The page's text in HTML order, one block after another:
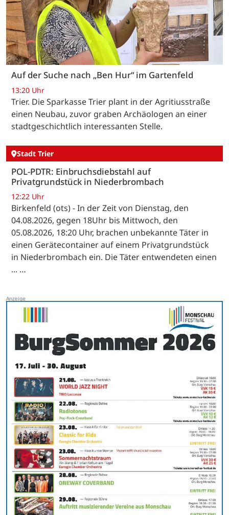
Auf der Suche nach „Ben Hur“ im Gartenfeld
13:20 Uhr
Trier. Die Sparkasse Trier plant in der Agritiusstraße
einen Neubau, zuvor graben Archäologen an einer
stadtgeschichtlich interessanten Stelle.
Stadt Trier
POL-PDTR: Einbruchsdiebstahl auf
Privatgrundstück in Niederbrombach
12:22 Uhr
Birkenfeld (ots) - In der Zeit von Dienstag, den
04.08.2026, gegen 18Uhr bis Mittwoch, den
05.08.2026, 18:20 Uhr, brachen unbekannte Täter in
einen Gerätecontainer auf einem Privatgrundstück
in Niederbrombach ein. Die Täter entwendeten einen
... …